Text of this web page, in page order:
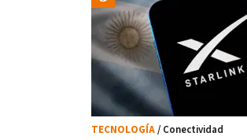
TECNOLOGÍA/ Conectividad